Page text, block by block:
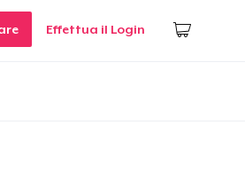
Effettua il Login